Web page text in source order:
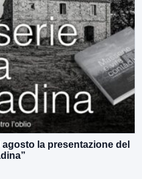
la presentazione del